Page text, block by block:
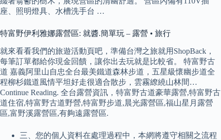
座、照明燈具、水槽洗手台 …
特富野伊利雅娜露營區: 就醬.簡單玩 – 露營 • 旅行
就來看看我們的旅遊活動頁吧，準備台灣之旅就用ShopBack，
每筆訂單都給你現金回饋，讓你出去玩就是比較省。 特富野古
道 嘉義阿里山自忠全台最美鐵道森林步道，五星級懷幽步道全
程柳杉鐵道風情平坦好走很適合散步，雲霧繚繞山林間…
Continue Reading. 全台露營資訊，特富野古道豪華露營,特富野古
道住宿,特富野古道野營,特富野步道,晨光露營區,福山星月露營
區,富野溪露營區,有夠遠露營區.
三、您的個人資料在處理過程中，本網將遵守相關之流程